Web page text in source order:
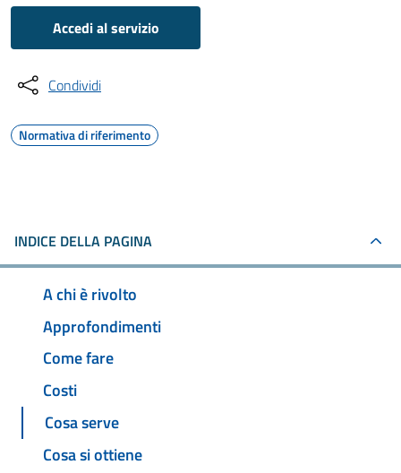
Accedi al servizio
Condividi
Normativa di riferimento
INDICE DELLA PAGINA
A chi è rivolto
Approfondimenti
Come fare
Costi
Cosa serve
Cosa si ottiene